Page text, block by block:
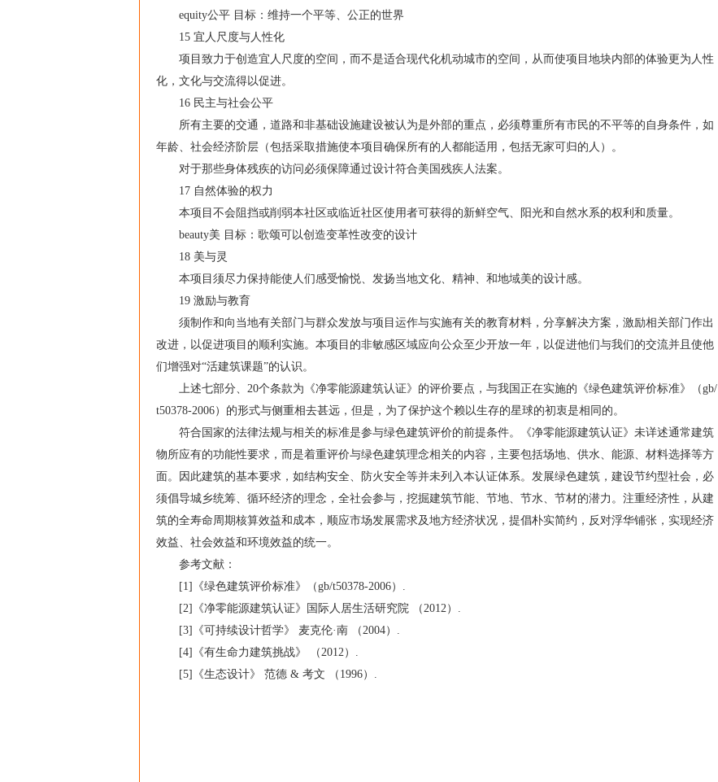
equity公平 目标：维持一个平等、公正的世界
15 宜人尺度与人性化
项目致力于创造宜人尺度的空间，而不是适合现代化机动城市的空间，从而使项目地块内部的体验更为人性
化，文化与交流得以促进。
16 民主与社会公平
所有主要的交通，道路和非基础设施建设被认为是外部的重点，必须尊重所有市民的不平等的自身条件，如
年龄、社会经济阶层（包括采取措施使本项目确保所有的人都能适用，包括无家可归的人）。
对于那些身体残疾的访问必须保障通过设计符合美国残疾人法案。
17 自然体验的权力
本项目不会阻挡或削弱本社区或临近社区使用者可获得的新鲜空气、阳光和自然水系的权利和质量。
beauty美 目标：歌颂可以创造变革性改变的设计
18 美与灵
本项目须尽力保持能使人们感受愉悦、发扬当地文化、精神、和地域美的设计感。
19 激励与教育
须制作和向当地有关部门与群众发放与项目运作与实施有关的教育材料，分享解决方案，激励相关部门作出
改进，以促进项目的顺利实施。本项目的非敏感区域应向公众至少开放一年，以促进他们与我们的交流并且使他
们增强对“活建筑课题”的认识。
上述七部分、20个条款为《净零能源建筑认证》的评价要点，与我国正在实施的《绿色建筑评价标准》（gb/
t50378-2006）的形式与侧重相去甚远，但是，为了保护这个赖以生存的星球的初衷是相同的。
符合国家的法律法规与相关的标准是参与绿色建筑评价的前提条件。《净零能源建筑认证》未详述通常建筑
物所应有的功能性要求，而是着重评价与绿色建筑理念相关的内容，主要包括场地、供水、能源、材料选择等方
面。因此建筑的基本要求，如结构安全、防火安全等并未列入本认证体系。发展绿色建筑，建设节约型社会，必
须倡导城乡统筹、循环经济的理念，全社会参与，挖掘建筑节能、节地、节水、节材的潜力。注重经济性，从建
筑的全寿命周期核算效益和成本，顺应市场发展需求及地方经济状况，提倡朴实简约，反对浮华铺张，实现经济
效益、社会效益和环境效益的统一。
参考文献：
[1]《绿色建筑评价标准》（gb/t50378-2006）.
[2]《净零能源建筑认证》国际人居生活研究院 （2012）.
[3]《可持续设计哲学》 麦克伦·南 （2004）.
[4]《有生命力建筑挑战》 （2012）.
[5]《生态设计》 范德 & 考文 （1996）.